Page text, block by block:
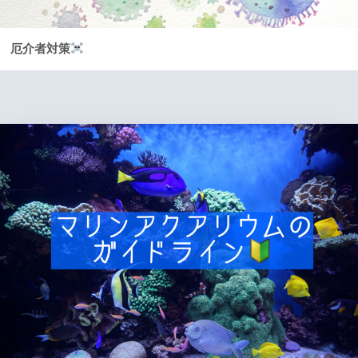
厄介者対策